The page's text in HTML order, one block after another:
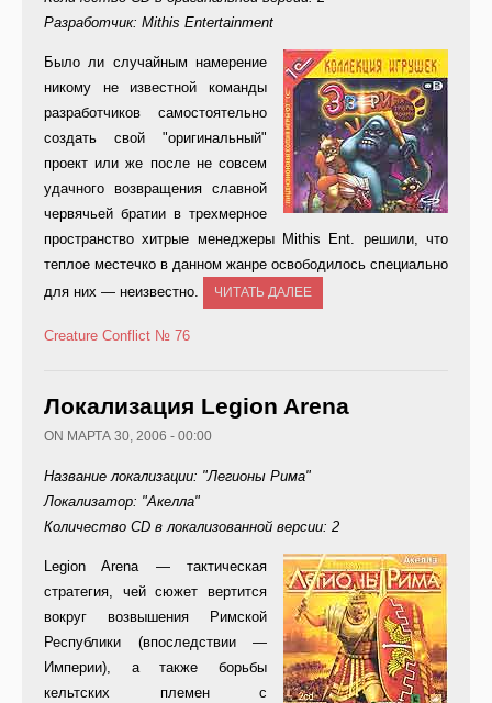
Разработчик: Mithis Entertainment
Было ли случайным намерение
никому не известной команды
разработчиков самостоятельно
создать свой "оригинальный"
проект или же после не совсем
удачного возвращения славной
червячьей братии в трехмерное
пространство хитрые менеджеры Mithis Ent. решили, что
теплое местечко в данном жанре освободилось специально
для них — неизвестно.
ЧИТАТЬ ДАЛЕЕ
Creature Conflict № 76
Локализация Legion Arena
ON МАРТА 30, 2006 - 00:00
Название локализации: "Легионы Рима"
Локализатор: "Акелла"
Количество CD в локализованной версии: 2
Legion Arena — тактическая
стратегия, чей сюжет вертится
вокруг возвышения Римской
Республики (впоследствии —
Империи), а также борьбы
кельтских племен с